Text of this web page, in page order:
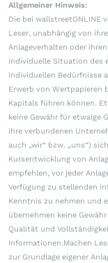
Allgemeiner Hinweis:
Die bei
Leser, unabhängig von
Anlageverhalten oder
individuelle Situation des
individuellen Bedürfnisse
Erwerb von Wertpapieren
Kapitals führen können.
keine Gewähr für etwaige
ihre verbundenen
auch „wir“ bzw. „uns“)
Kursentwicklung von
empfehlen, vor jeder
Verfügung zu stellenden
Kenntnis zu nehmen und
übernehmen keine
Qualität und
Informationen.Machen
zur Grundlage eigener